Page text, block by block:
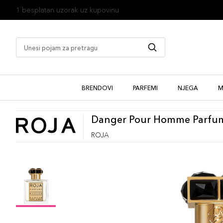
1 besplatan uzorak uz kupovinu
BRENDOVI PARFEMI NJEGA
Danger Pour Homme
ROJA